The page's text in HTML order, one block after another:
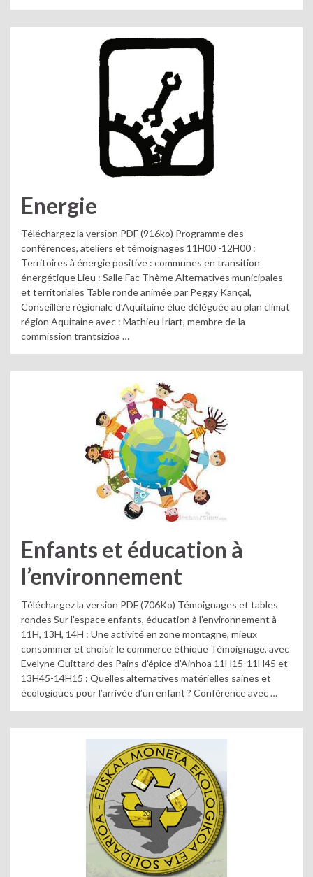
Energie
Téléchargez la version PDF (916ko) Programme des
conférences, ateliers et témoignages 11H00 -12H00 :
Territoires à énergie positive : communes en transition
énergétique Lieu : Salle Fac Thème Alternatives municipales
et territoriales Table ronde animée par Peggy Kançal,
Conseillère régionale d’Aquitaine élue déléguée au plan climat
région Aquitaine avec : Mathieu Iriart, membre de la
commission trantsizioa …
Enfants et éducation à
l’environnement
Téléchargez la version PDF (706Ko) Témoignages et tables
rondes Sur l’espace enfants, éducation à l’environnement à
11H, 13H, 14H : Une activité en zone montagne, mieux
consommer et choisir le commerce éthique Témoignage, avec
Evelyne Guittard des Pains d’épice d’Ainhoa 11H15-11H45 et
13H45-14H15 : Quelles alternatives matérielles saines et
écologiques pour l’arrivée d’un enfant ? Conférence avec …